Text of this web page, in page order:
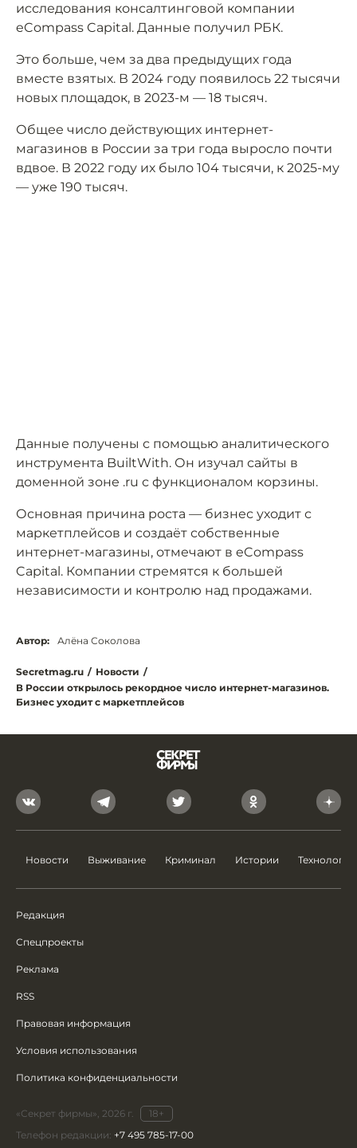
исследования консалтинговой компании
eCompass Capital. Данные получил РБК.
Это больше, чем за два предыдущих года
вместе взятых. В 2024 году появилось 22 тысячи
новых площадок, в 2023-м — 18 тысяч.
Общее число действующих интернет-
магазинов в России за три года выросло почти
вдвое. В 2022 году их было 104 тысячи, к 2025-му
— уже 190 тысяч.
Данные получены с помощью аналитического
инструмента BuiltWith. Он изучал сайты в
доменной зоне .ru с функционалом корзины.
Основная причина роста — бизнес уходит с
маркетплейсов и создаёт собственные
интернет-магазины, отмечают в eCompass
Capital. Компании стремятся к большей
независимости и контролю над продажами.
Автор: Алёна Соколова
Secretmag.ru / Новости /
В России открылось рекордное число интернет-магазинов.
Бизнес уходит с маркетплейсов
Новости Выживание Криминал Истории Технологии
Редакция
Спецпроекты
Реклама
RSS
Правовая информация
Условия использования
Политика конфиденциальности
«Секрет фирмы», 2026 г.
18+
Телефон редакции: +7 495 785-17-00